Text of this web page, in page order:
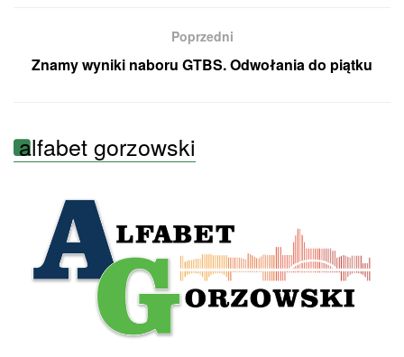
Poprzedni
Znamy wyniki naboru GTBS. Odwołania do piątku
alfabet gorzowski